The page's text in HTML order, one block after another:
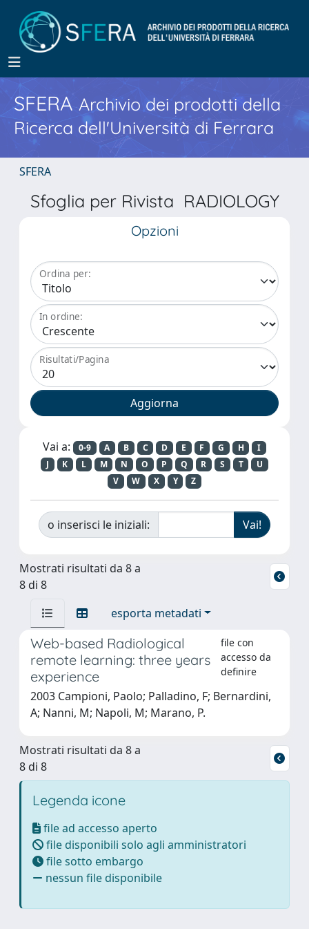
SFERA Archivio dei prodotti della
Ricerca dell'Università di Ferrara
SFERA
Sfoglia per Rivista RADIOLOGY
Opzioni
Ordina per:
In ordine:
Risultati/Pagina
Vai a: 0-9 A B C D E F G H
I
J
K L M N O P Q R S T
U
V
W X Y Z
o inserisci le iniziali:
Mostrati risultati da 8 a
8 di 8
esporta metadati
Web-based Radiological
remote learning: three years
experience
file con
accesso da
definire
2003 Campioni, Paolo; Palladino, F; Bernardini,
A; Nanni, M; Napoli, M; Marano, P.
Mostrati risultati da 8 a
8 di 8
Legenda icone
file ad accesso aperto
file disponibili solo agli amministratori
file sotto embargo
nessun file disponibile